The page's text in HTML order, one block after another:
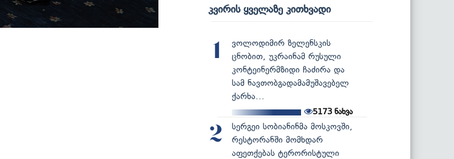
კვირის ყველაზე კითხვადი
1
ვოლოდიმირ ზელენსკის
ცნობით, უკრაინამ რუსული
კონტეინერმზიდი ჩაძირა და
სამ ნავთობგადამამუშავებელ
ქარხა...
5173 ნახვა
2
სერგეი სობიანინმა მოსკოვში,
რესტორანში მომხდარ
აფეთქებას ტერორისტული